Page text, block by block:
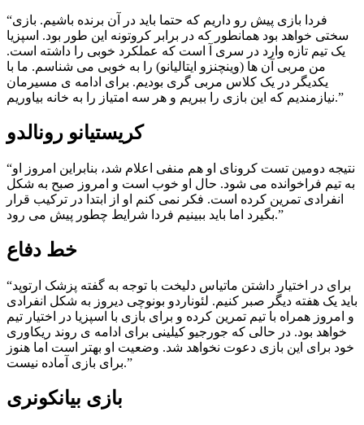
“فردا بازی پیش رو داریم که حتما باید در آن برنده باشیم. بازی
سختی خواهد بود همانطور که در برابر کروتونه این طور بود. اسپزیا
یک تیم تازه وارد در سری آ است که عملکرد خوبی را داشته است.
من مربی آن ها (وینچنزو ایتالیانو) را به خوبی می شناسم. ما با
یکدیگر در یک کلاس مربی گری بودیم. برای ادامه ی مسیرمان
نیازمندیم که این بازی را ببریم و هر سه امتیاز را به خانه بیاوریم.”
کریستیانو رونالدو
“نتیجه دومین تست کرونای او هم منفی اعلام شد، بنابراین امروز او
به تیم فراخوانده می شود. حال او خوب است و امروز صبح به شکل
انفرادی تمرین کرده است. فکر نمی کنم او از ابتدا در ترکیب قرار
بگیرد اما باید ببینیم فردا شرایط چطور پیش می رود.”
خط دفاع
“برای در اختیار داشتن ماتیاس دلیخت با توجه به گفته پزشک ارتوپد
باید یک هفته دیگر صبر کنیم. لئوناردو بونوچی دیروز به شکل انفرادی
و امروز همراه با تیم تمرین کرده و برای بازی با اسپزیا در اختیار تیم
خواهد بود. در حالی که جورجیو کیلینی برای ادامه ی روند ریکاوری
خود برای این بازی دعوت نخواهد شد. وضعیت او بهتر است اما هنوز
برای بازی آماده نیست.”
بازی بیانکونری